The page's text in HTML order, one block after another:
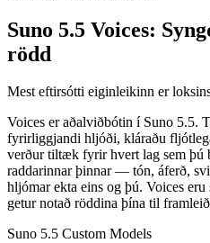
Suno 5.5 Voices:
rödd
Mest eftirsótti eiginleikinn er
Voices er aðalviðbótin í Suno 5.5.
fyrirliggjandi hljóði, kláraðu
verður tiltæk fyrir hvert lag sem þú
raddarinnar þinnar — tón, áferð,
hljómar ekta eins og þú. Voices
getur notað röddina þína til
Suno 5.5 Custom Models